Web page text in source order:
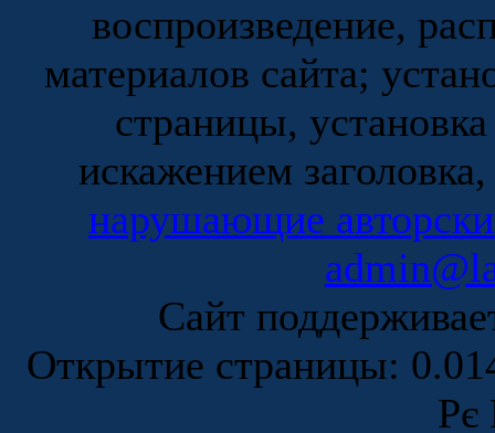
воспроизведение,
материалов сайта;
страницы,
искажением
нарушающие
Сайт
Открытие страницы:
Рє